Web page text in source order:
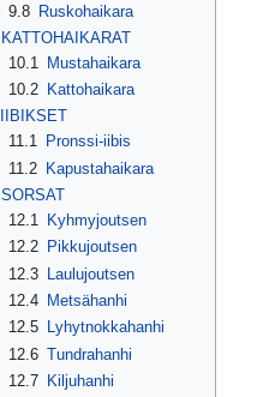
9.8 Ruskohaikara
KATTOHAIKARAT
10.1
Mustahaikara
10.2
Kattohaikara
IIBIKSET
11.1
Pronssi-iibis
11.2
Kapustahaikara
SORSAT
12.1
Kyhmyjoutsen
12.2
Pikkujoutsen
12.3
Laulujoutsen
12.4
Metsähanhi
12.5
Lyhytnokkahanhi
12.6 Tundrahanhi
12.7
Kiljuhanhi